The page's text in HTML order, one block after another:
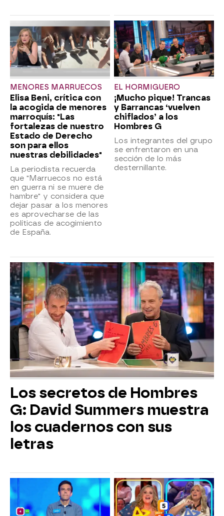
MENORES MARRUECOS
Elisa Beni, crítica con
la acogida de menores
marroquís: "Las
fortalezas de nuestro
Estado de Derecho
son para ellos
nuestras debilidades"
La periodista recuerda
que "Marruecos no está
en guerra ni se muere de
hambre" y considera que
dejar pasar a los menores
es aprovecharse de las
políticas de acogimiento
de España.
EL HORMIGUERO
¡Mucho pique! Trancas
y Barrancas ‘vuelven
chiflados’ a los
Hombres G
Los integrantes del grupo
se enfrentaron en una
sección de lo más
desternillante.
Los secretos de Hombres
G: David Summers muestra
los cuadernos con sus
letras